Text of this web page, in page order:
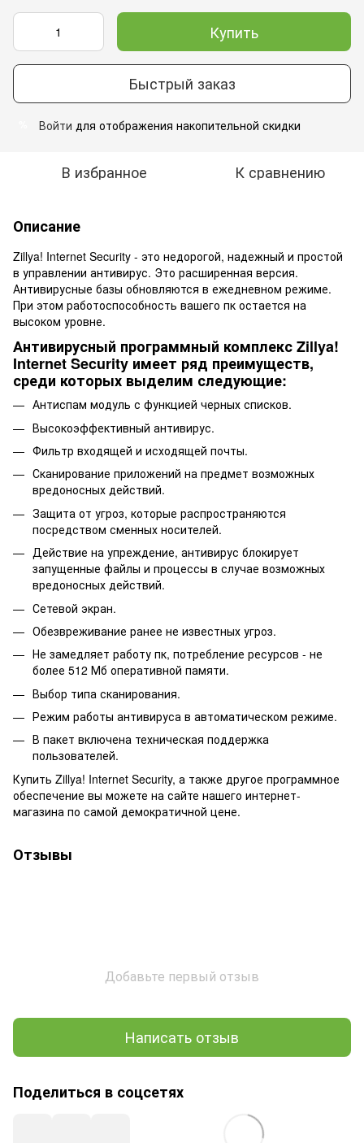
Купить
Быстрый заказ
Войти для отображения накопительной скидки
В избранное К сравнению
Описание
Zillya! Internet Security - это недорогой, надежный и простой
в управлении антивирус. Это расширенная версия.
Антивирусные базы обновляются в ежедневном режиме.
При этом работоспособность вашего пк остается на
высоком уровне.
Антивирусный программный комплекс Zillya!
Internet Security имеет ряд преимуществ,
среди которых выделим следующие:
Антиспам модуль с функцией черных списков.
Высокоэффективный антивирус.
Фильтр входящей и исходящей почты.
Сканирование приложений на предмет возможных
вредоносных действий.
Защита от угроз, которые распространяются
посредством сменных носителей.
Действие на упреждение, антивирус блокирует
запущенные файлы и процессы в случае возможных
вредоносных действий.
Сетевой экран.
Обезвреживание ранее не известных угроз.
Не замедляет работу пк, потребление ресурсов - не
более 512 Мб оперативной памяти.
Выбор типа сканирования.
Режим работы антивируса в автоматическом режиме.
В пакет включена техническая поддержка
пользователей.
Купить Zillya! Internet Security, а также другое программное
обеспечение вы можете на сайте нашего интернет-
магазина по самой демократичной цене.
Отзывы
Добавьте первый отзыв
Написать отзыв
Поделиться в соцсетях